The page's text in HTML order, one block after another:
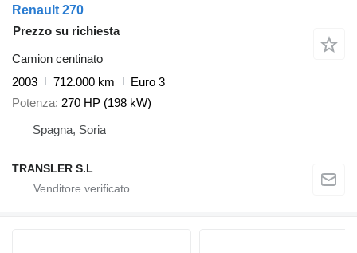
Renault 270
Prezzo su richiesta
Camion centinato
2003
712.000 km
Euro 3
Potenza 270 HP (198 kW)
Spagna, Soria
TRANSLER S.L